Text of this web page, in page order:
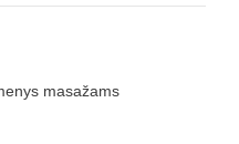
masažams